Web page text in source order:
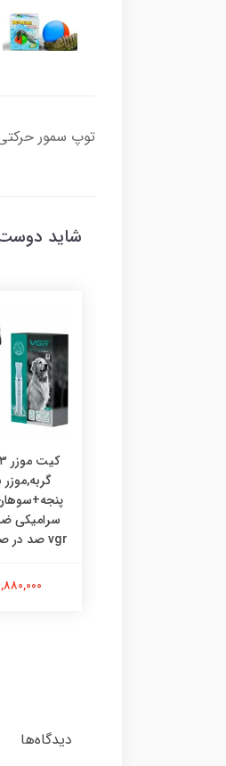
توپ سمور
شاید
سرامیکی
vgr صد در صد اورجینال❌
4,880,000
دیدگاه‌ها